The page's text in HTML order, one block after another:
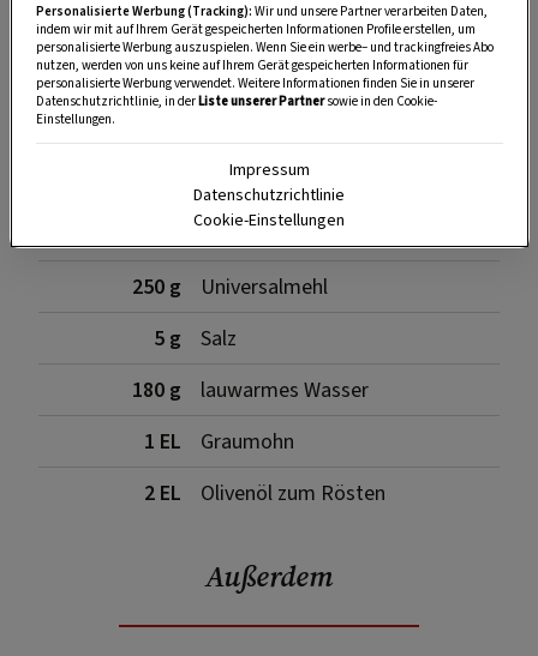
SPEICHERN DRUCKEN
frischen Germ
250 g
Universalmehl
5 g
Salz
180 g
lauwarmes Wasser
1 EL
Graumohn
2 EL
Olivenöl zum Rösten
Außerdem
Personalisierte Werbung (Tracking): Wir und unsere Partner verarbeiten Daten,
indem wir mit auf Ihrem Gerät gespeicherten Informationen Profile erstellen, um
personalisierte Werbung auszuspielen. Wenn Sie ein werbe– und trackingfreies Abo
nutzen, werden von uns keine auf Ihrem Gerät gespeicherten Informationen für
personalisierte Werbung verwendet. Weitere Informationen finden Sie in unserer
Datenschutzrichtlinie, in derListe unserer Partnersowie in den Cookie-
Einstellungen.
Impressum
Datenschutzrichtlinie
Cookie-Einstellungen